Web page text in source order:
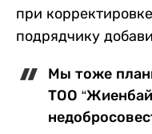
при
подрядчику
Мы тоже
ТОО